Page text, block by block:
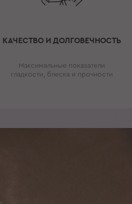
КАЧЕСТВО И ДОЛГОВЕЧНОСТЬ
Максимальные показатели
гладкости, блеска и прочности